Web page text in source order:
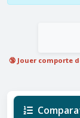
🔞 Jouer comporte